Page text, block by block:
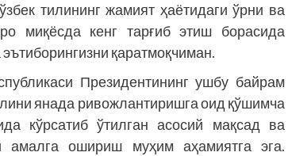
тилининг жамият ҳаётидаги ўрни ва
миқ­ёсда кенг тарғиб этиш борасида
қаратмоқчиман.
Президентининг ушбу байрам
янада ривожлантиришга оид қўшимча
кўрсатиб ўтилган асосий мақсад ва
амалга ошириш муҳим аҳамиятга эга.